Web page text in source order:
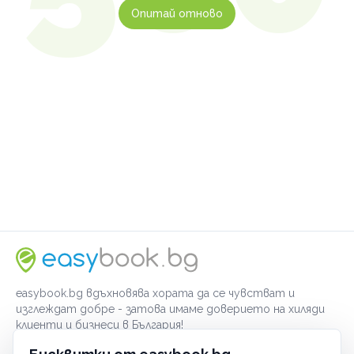
Опитай отново
easybook.bg вдъхновява хората да се чувстват и
изглеждат добре - затова имаме доверието на хиляди
клиенти и бизнеси в България!